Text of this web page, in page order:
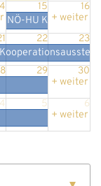
2
15
NÖ-HU
16
+ weitere
22 23
29 30
+ weitere
4 5 6
+ weitere